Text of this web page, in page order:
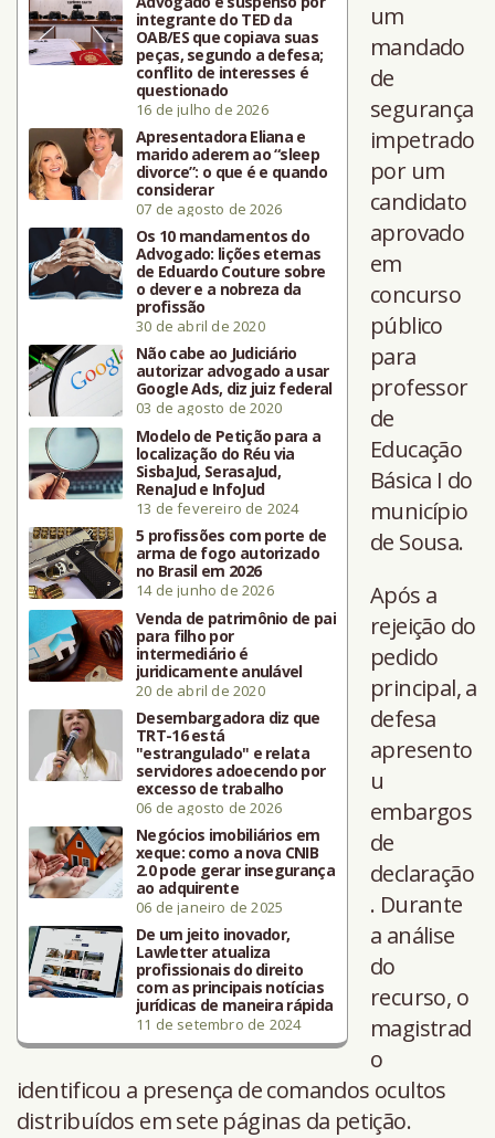
integrante do TED da
OAB/ES que copiava suas
peças, segundo a defesa;
conflito de interesses é
questionado
16 de julho de 2026
Apresentadora Eliana e
marido aderem ao “sleep
divorce”: o que é e quando
considerar
07 de agosto de 2026
Os 10 mandamentos do
Advogado: lições eternas
de Eduardo Couture sobre
o dever e a nobreza da
profissão
30 de abril de 2020
Não cabe ao Judiciário
autorizar advogado a usar
Google Ads, diz juiz federal
03 de agosto de 2020
Modelo de Petição para a
localização do Réu via
SisbaJud, SerasaJud,
RenaJud e InfoJud
13 de fevereiro de 2024
5 profissões com porte de
arma de fogo autorizado
no Brasil em 2026
14 de junho de 2026
Venda de patrimônio de pai
para filho por
intermediário é
juridicamente anulável
20 de abril de 2020
Desembargadora diz que
TRT-16 está
"estrangulado" e relata
servidores adoecendo por
excesso de trabalho
06 de agosto de 2026
Negócios imobiliários em
xeque: como a nova CNIB
2.0 pode gerar insegurança
ao adquirente
06 de janeiro de 2025
De um jeito inovador,
Lawletter atualiza
profissionais do direito
com as principais notícias
jurídicas de maneira rápida
11 de setembro de 2024
um
mandado
de
segurança
impetrado
por um
candidato
aprovado
em
concurso
público
para
professor
de
Educação
Básica I do
município
de Sousa.
Após a
rejeição do
pedido
principal, a
defesa
apresento
u
embargos
de
declaração
. Durante
a análise
do
recurso, o
magistrad
o
identificou a presença de comandos ocultos
distribuídos em sete páginas da petição.